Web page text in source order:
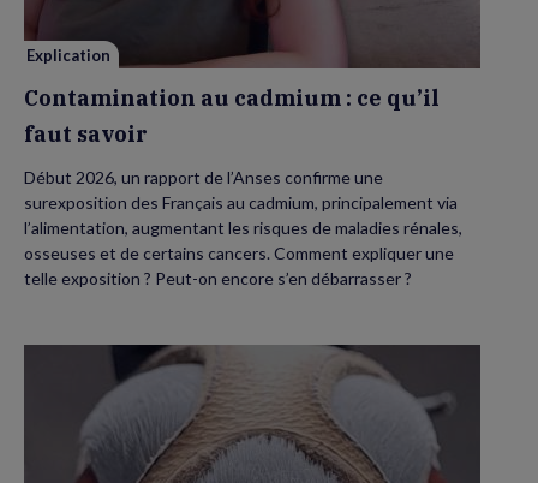
Explication
Contamination au cadmium : ce qu’il
faut savoir
Début 2026, un rapport de l’Anses confirme une
surexposition des Français au cadmium, principalement via
l’alimentation, augmentant les risques de maladies rénales,
osseuses et de certains cancers. Comment expliquer une
telle exposition ? Peut-on encore s’en débarrasser ?